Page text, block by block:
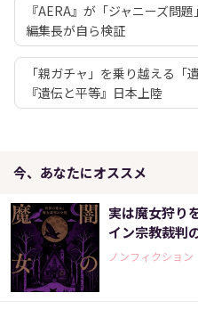
『AERA』が「ジャニーズ問
編集長が自ら検証
「親ガチャ」を乗り越える
『遺伝と平等』日本上陸
今、あなたにオススメ
実は魔女狩り
イン宗教裁判
ノンフィクション